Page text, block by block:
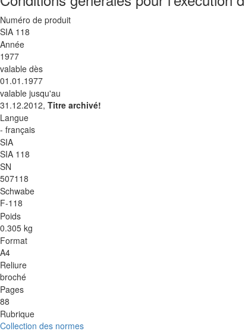
Numéro de produit
SIA 118
Année
1977
valable dès
01.01.1977
valable jusqu'au
31.12.2012, Titre archivé!
Langue
- français
SIA
SIA 118
SN
507118
Schwabe
F-118
Poids
0.305 kg
Format
A4
Reliure
broché
Pages
88
Rubrique
Collection des normes